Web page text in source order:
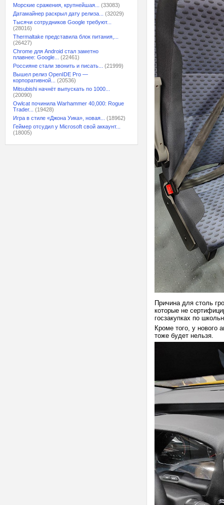
Морские сражения, крупнейшая...
(33083)
Датамайнер раскрыл дату релиза...
(32029)
Тысячи сотрудников Google требуют...
(28016)
Thermaltake представила блок питания,...
(26427)
Chrome для Android стал заметно
плавнее: Google...
(22461)
Россияне стали звонить и писать...
(21999)
Вышел релиз OpenIDE Pro —
корпоративной...
(20536)
Mitsubishi начнёт выпускать по 1000...
(20090)
Owlcat починила Warhammer 40,000: Rogue
Trader...
(19428)
Игра в стиле «Джона Уика», новая...
(18962)
Геймер отсудил у Microsoft свой аккаунт...
(18005)
Причина для столь
которые не
госзакупках по
Кроме того, у нового
тоже будет нельзя.